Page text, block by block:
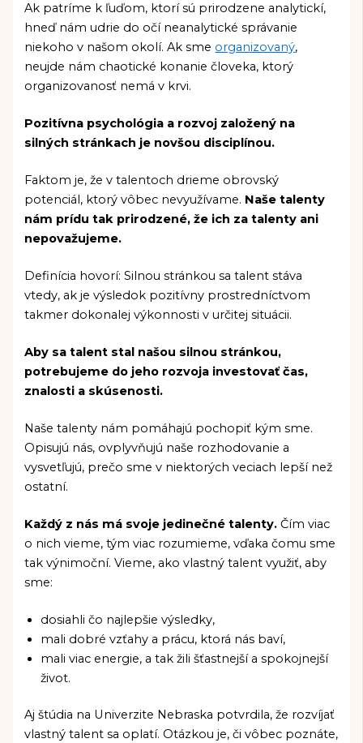
Ak patríme k ľuďom, ktorí sú prirodzene analytickí,
hneď nám udrie do očí neanalytické správanie
niekoho v našom okolí. Ak sme organizovaný,
neujde nám chaotické konanie človeka, ktorý
organizovanosť nemá v krvi.
Pozitívna psychológia a rozvoj založený na
silných stránkach je novšou disciplínou.
Faktom je, že v talentoch drieme obrovský
potenciál, ktorý vôbec nevyužívame. Naše talenty
nám prídu tak prirodzené, že ich za talenty ani
nepovažujeme.
Definícia hovorí: Silnou stránkou sa talent stáva
vtedy, ak je výsledok pozitívny prostredníctvom
takmer dokonalej výkonnosti v určitej situácii.
Aby sa talent stal našou silnou stránkou,
potrebujeme do jeho rozvoja investovať čas,
znalosti a skúsenosti.
Naše talenty nám pomáhajú pochopiť kým sme.
Opisujú nás, ovplyvňujú naše rozhodovanie a
vysvetľujú, prečo sme v niektorých veciach lepší než
ostatní.
Každý z nás má svoje jedinečné talenty.Čím viac
o nich vieme, tým viac rozumieme, vďaka čomu sme
tak výnimoční. Vieme, ako vlastný talent využiť, aby
sme:
dosiahli čo najlepšie výsledky,
mali dobré vzťahy a prácu, ktorá nás baví,
mali viac energie, a tak žili šťastnejší a spokojnejší
život.
Aj štúdia na Univerzite Nebraska potvrdila, že rozvíjať
vlastný talent sa oplatí. Otázkou je, či vôbec poznáte,